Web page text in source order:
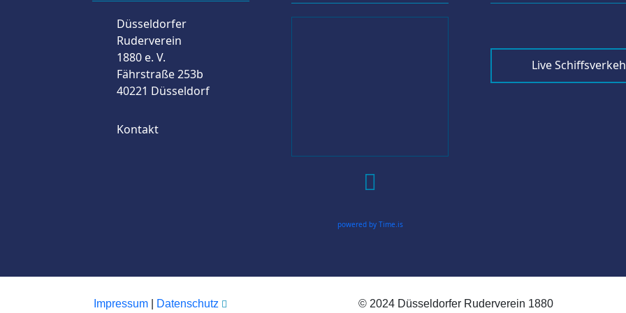
Düsseldorfer
Ruderverein
1880 e. V.
Fährstraße 253b
40221 Düsseldorf
Kontakt

powered by Time.is
Live
Impressum Datenschutz © 2024 Düsseldorfer Ruderverein 1880